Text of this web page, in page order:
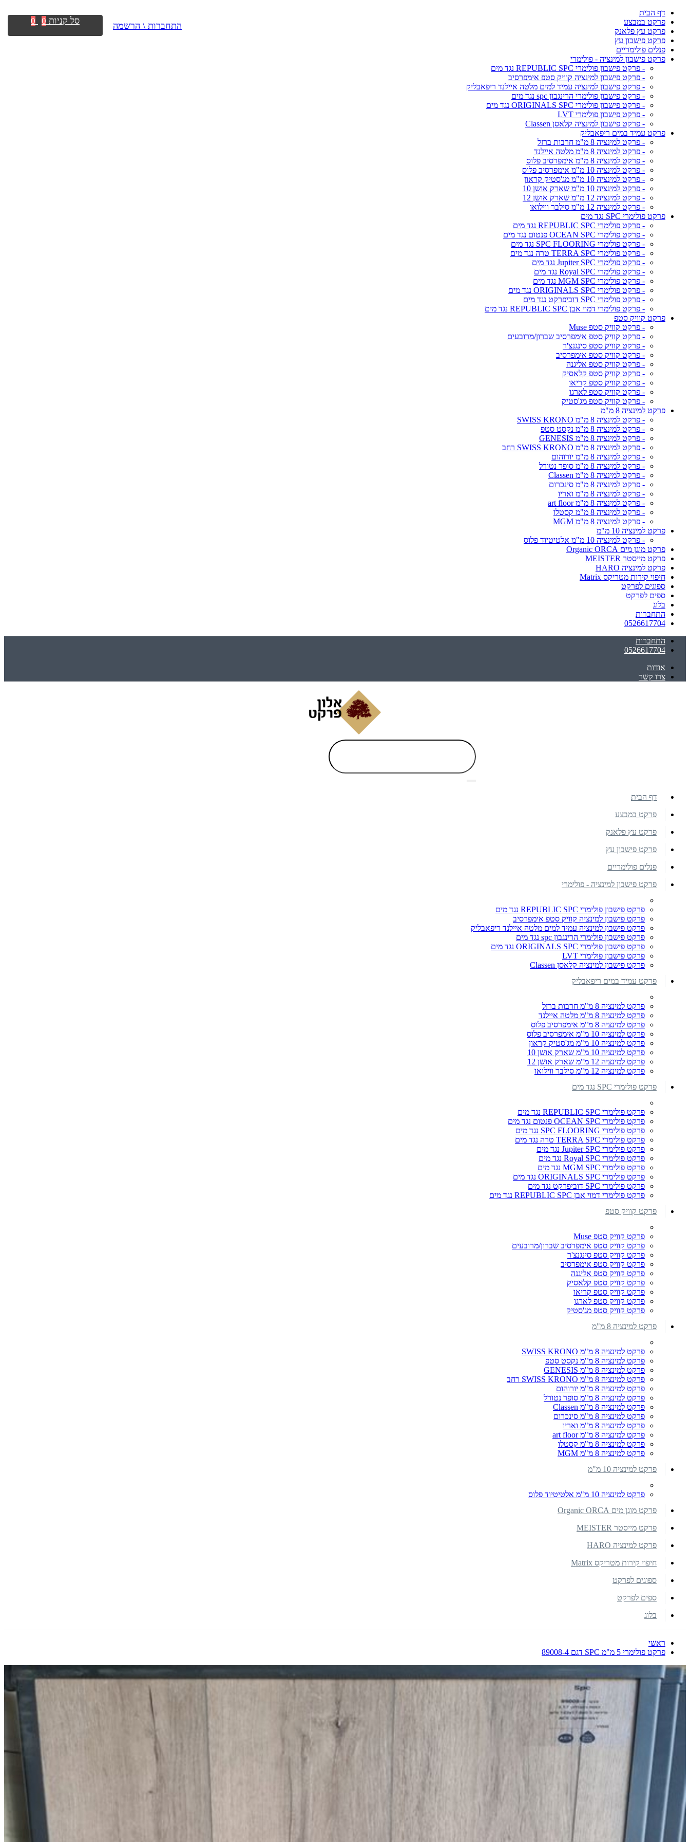
דף הבית
פרקט במבצע
פרקט עץ פלאנק
פרקט פישבון עץ
פנלים פולימריים
פרקט פישבון למינציה - פולימרי
- פרקט פישבון פולימרי REPUBLIC SPC נגד מים
- פרקט פישבון למינציה קוויק סטפ אימפרסיב
- פרקט פישבון למינציה עמיד למים מלטה איילנד ריפאבליק
- פרקט פישבון פולימרי הרינגבון spc נגד מים
- פרקט פישבון פולימרי ORIGINALS SPC נגד מים
- פרקט פישבון פולימרי LVT
- פרקט פישבון למינציה קלאסן Classen
פרקט עמיד במים ריפאבליק
- פרקט למינציה 8 מ"מ חרבות ברזל
- פרקט למינציה 8 מ"מ מלטה איילנד
- פרקט למינציה 8 מ"מ אימפרסיב פלוס
- פרקט למינציה 10 מ"מ אימפרסיב פלוס
- פרקט למינציה 10 מ"מ מג'סטיק קראון
- פרקט למינציה 10 מ"מ שארק אושן 10
- פרקט למינציה 12 מ"מ שארק אושן 12
- פרקט למינציה 12 מ"מ סילבר ווילואו
פרקט פולימרי SPC נגד מים
- פרקט פולימרי REPUBLIC SPC נגד מים
- פרקט פולימרי OCEAN SPC פנטום נגד מים
- פרקט פולימרי SPC FLOORING נגד מים
- פרקט פולימרי TERRA SPC טרה נגד מים
- פרקט פולימרי Jupiter SPC נגד מים
- פרקט פולימרי Royal SPC נגד מים
- פרקט פולימרי MGM SPC נגד מים
- פרקט פולימרי ORIGINALS SPC נגד מים
- פרקט פולימרי SPC דוביפרקט נגד מים
- פרקט פולימרי דמוי אבן REPUBLIC SPC נגד מים
פרקט קוויק סטפ
- פרקט קוויק סטפ Muse
- פרקט קוויק סטפ אימפרסיב שברון/מרובעים
- פרקט קוויק סטפ סינגנצ'ר
- פרקט קוויק סטפ אימפרסיב
- פרקט קוויק סטפ אליגנה
- פרקט קוויק סטפ קלאסיק
- פרקט קוויק סטפ קריאו
- פרקט קוויק סטפ לארגו
- פרקט קוויק סטפ מג'סטיק
פרקט למינציה 8 מ"מ
- פרקט למינציה 8 מ"מ SWISS KRONO
- פרקט למינציה 8 מ"מ נקסט סטפ
- פרקט למינציה 8 מ"מ GENESIS
- פרקט למינציה 8 מ"מ SWISS KRONO רחב
- פרקט למינציה 8 מ"מ יורוהום
- פרקט למינציה 8 מ"מ סופר נטורל
- פרקט למינציה 8 מ"מ Classen
- פרקט למינציה 8 מ"מ סינכרום
- פרקט למינציה 8 מ"מ ואריו
- פרקט למינציה 8 מ"מ art floor
- פרקט למינציה 8 מ"מ קסטלו
- פרקט למינציה 8 מ"מ MGM
פרקט למינציה 10 מ"מ
- פרקט למינציה 10 מ"מ אלטיטיוד פלוס
פרקט מוגן מים Organic ORCA
פרקט מייסטר MEISTER
פרקט למינציה HARO
חיפוי קירות מטריקס Matrix
ספוגים לפרקט
ספים לפרקט
בלוג
התחברות
0526617704
התחברות
0526617704
אודות
צרו קשר
התחברות \ הרשמה סל קניות 0
0
דף הבית
פרקט במבצע
פרקט עץ פלאנק
פרקט פישבון עץ
פנלים פולימריים
פרקט פישבון למינציה - פולימרי
פרקט פישבון פולימרי REPUBLIC SPC נגד מים
פרקט פישבון למינציה קוויק סטפ אימפרסיב
פרקט פישבון למינציה עמיד למים מלטה איילנד ריפאבליק
פרקט פישבון פולימרי הרינגבון spc נגד מים
פרקט פישבון פולימרי ORIGINALS SPC נגד מים
פרקט פישבון פולימרי LVT
פרקט פישבון למינציה קלאסן Classen
פרקט עמיד במים ריפאבליק
פרקט למינציה 8 מ"מ חרבות ברזל
פרקט למינציה 8 מ"מ מלטה איילנד
פרקט למינציה 8 מ"מ אימפרסיב פלוס
פרקט למינציה 10 מ"מ אימפרסיב פלוס
פרקט למינציה 10 מ"מ מג'סטיק קראון
פרקט למינציה 10 מ"מ שארק אושן 10
פרקט למינציה 12 מ"מ שארק אושן 12
פרקט למינציה 12 מ"מ סילבר ווילואו
פרקט פולימרי SPC נגד מים
פרקט פולימרי REPUBLIC SPC נגד מים
פרקט פולימרי OCEAN SPC פנטום נגד מים
פרקט פולימרי SPC FLOORING נגד מים
פרקט פולימרי TERRA SPC טרה נגד מים
פרקט פולימרי Jupiter SPC נגד מים
פרקט פולימרי Royal SPC נגד מים
פרקט פולימרי MGM SPC נגד מים
פרקט פולימרי ORIGINALS SPC נגד מים
פרקט פולימרי SPC דוביפרקט נגד מים
פרקט פולימרי דמוי אבן REPUBLIC SPC נגד מים
פרקט קוויק סטפ
פרקט קוויק סטפ Muse
פרקט קוויק סטפ אימפרסיב שברון/מרובעים
פרקט קוויק סטפ סינגנצ'ר
פרקט קוויק סטפ אימפרסיב
פרקט קוויק סטפ אליגנה
פרקט קוויק סטפ קלאסיק
פרקט קוויק סטפ קריאו
פרקט קוויק סטפ לארגו
פרקט קוויק סטפ מג'סטיק
פרקט למינציה 8 מ"מ
פרקט למינציה 8 מ"מ SWISS KRONO
פרקט למינציה 8 מ"מ נקסט סטפ
פרקט למינציה 8 מ"מ GENESIS
פרקט למינציה 8 מ"מ SWISS KRONO רחב
פרקט למינציה 8 מ"מ יורוהום
פרקט למינציה 8 מ"מ סופר נטורל
פרקט למינציה 8 מ"מ Classen
פרקט למינציה 8 מ"מ סינכרום
פרקט למינציה 8 מ"מ ואריו
פרקט למינציה 8 מ"מ art floor
פרקט למינציה 8 מ"מ קסטלו
פרקט למינציה 8 מ"מ MGM
פרקט למינציה 10 מ"מ
פרקט למינציה 10 מ"מ אלטיטיוד פלוס
פרקט מוגן מים Organic ORCA
פרקט מייסטר MEISTER
פרקט למינציה HARO
חיפוי קירות מטריקס Matrix
ספוגים לפרקט
ספים לפרקט
בלוג
ראשי
פרקט פולימרי 5 מ"מ SPC דגם 89008-4